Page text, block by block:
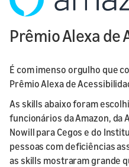
Prêmio Alexa de
É com imenso orgulho que
Prêmio Alexa de
As skills abaixo foram
funcionários da Amazon, da
Nowill para Cegos e do
pessoas com deficiências
as skills mostraram grande